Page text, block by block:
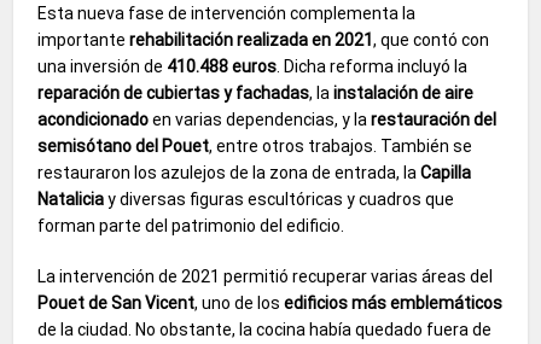
Esta nueva fase de intervención complementa la
importanterehabilitación realizada en 2021, que contó con
una inversión de 410.488 euros . Dicha reforma incluyó la
reparación de cubiertas y fachadas, lainstalación de aire
acondicionadoen varias dependencias, y larestauración del
semisótano del Pouet, entre otros trabajos. También se
restauraron los azulejos de la zona de entrada, laCapilla
Nataliciay diversas figuras escultóricas y cuadros que
forman parte del patrimonio del edificio.
La intervención de 2021 permitió recuperar varias áreas del
Pouet de San Vicent, uno de losedificios más emblemáticos
de la ciudad. No obstante, la cocina había quedado fuera de